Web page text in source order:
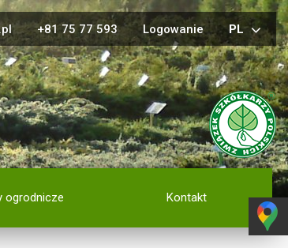
+81 75 77 593 Logowanie PL
ogrodnicze Kontakt